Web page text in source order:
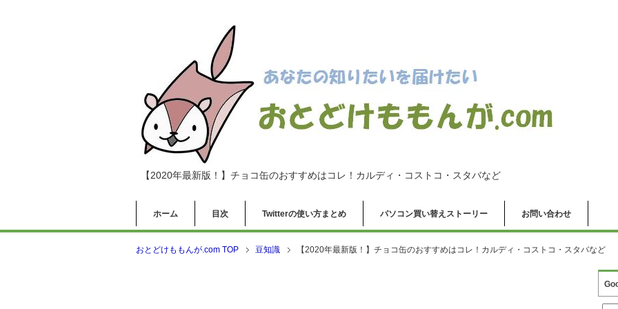
【2020年最新版！】チョコ缶のおすすめはコレ！カルディ・コストコ・スタバなど
ホーム 目次 Twitterの使い方まとめ パソコン買い替えストーリー お問い合わせ
おとどけももんが.com TOP 豆知識 【2020年最新版！】チョコ缶のおすすめはコレ！カルディ・コストコ・スタバなど